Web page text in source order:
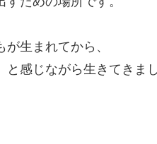
生まれてから、
感じながら生きてきまし